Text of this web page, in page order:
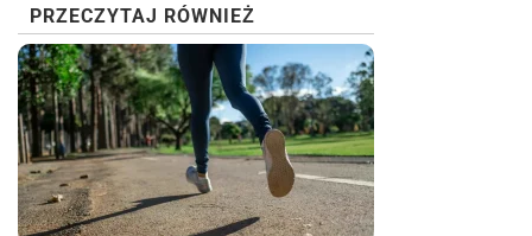
PRZECZYTAJ RÓWNIEŻ